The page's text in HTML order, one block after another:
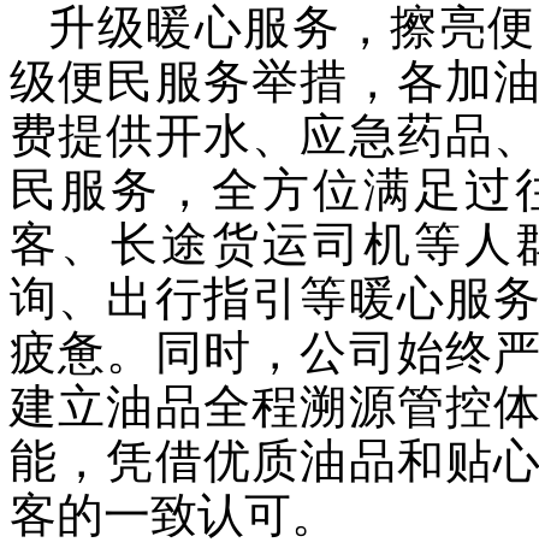
升级暖心服务，擦亮
级便民服务举措，各加
费提供开水、应急药品
民服务，全方位满足
客、长途货运司机等人
询、出行指引等暖心服
疲惫。同时，公司始终
建立油品全程溯源管控
能，凭借优质油品和贴
客的一致认可。